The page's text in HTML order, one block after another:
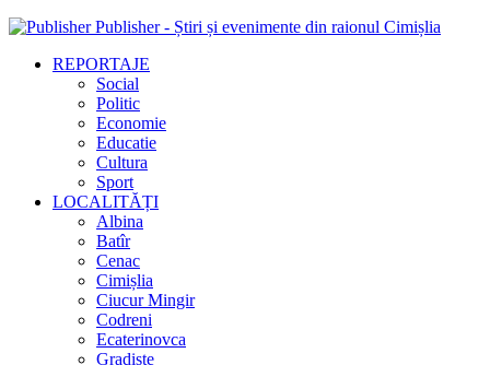
Publisher - Știri și evenimente din raionul Cimișlia
REPORTAJE
Social
Politic
Economie
Educatie
Cultura
Sport
LOCALITĂȚI
Albina
Batîr
Cenac
Cimișlia
Ciucur Mingir
Codreni
Ecaterinovca
Gradiște